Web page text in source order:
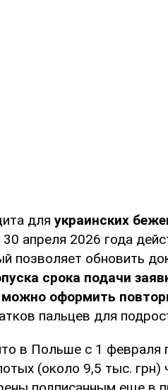
для украинских
апреля 2026 года
позволяет обновить
срока подачи
оформить
пальцев для
в Польше с 1 февраля
(около 9,5 тыс. грн)